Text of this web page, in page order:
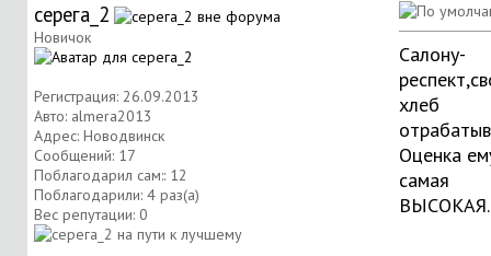
серега_2
Новичок
Регистрация: 26.09.2013
Авто: almera2013
Адрес: Новодвинск
Сообщений: 17
Поблагодарил сам:: 12
Поблагодарили: 4 раз(а)
Вес репутации: 0
Салону-
хлеб
Оценка
самая
ВЫСОКАЯ.